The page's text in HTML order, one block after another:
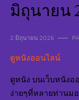
มิถุนายน
2 มิถุนายน 2026
ดูหนังออนไลน์
ดูหนัง บนเว็บหนัง
ง่ายๆที่หลายท่านม